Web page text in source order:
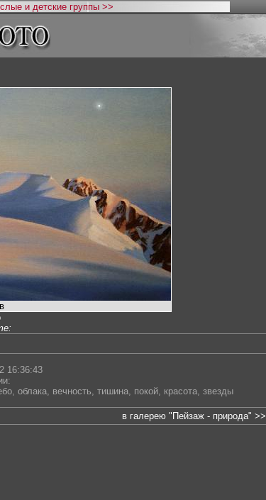
и детские группы >>
16:36:43
, облака, вечность, тишина, покой, красота, звезды
в галерею "Пейзаж - природа" >>